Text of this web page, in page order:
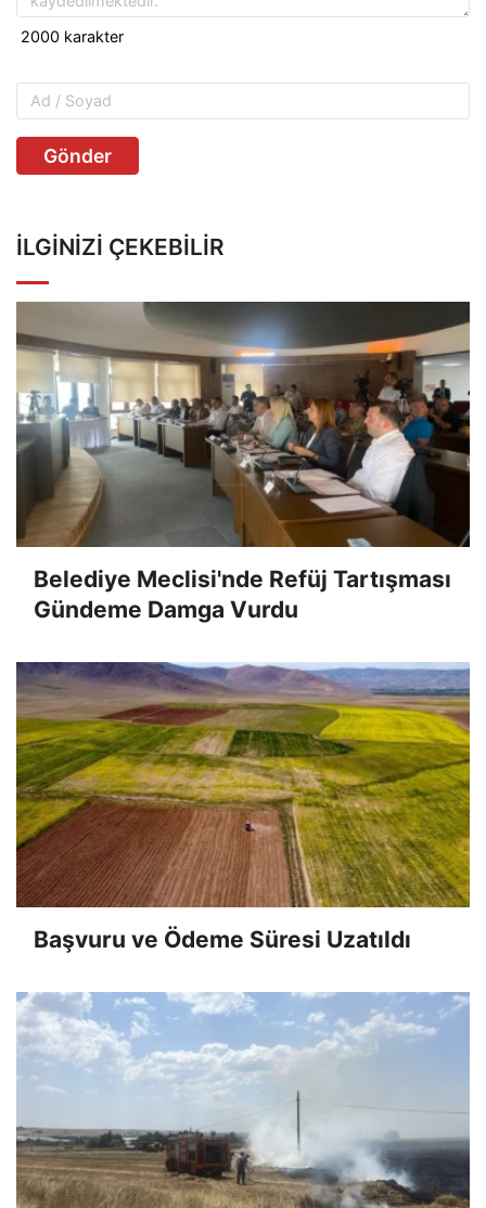
Gönder
İLGINIZI ÇEKEBILIR
Belediye Meclisi'nde Refüj Tartışması
Gündeme Damga Vurdu
Başvuru ve Ödeme Süresi Uzatıldı